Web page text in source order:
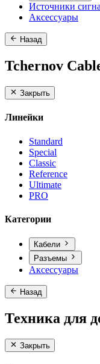
Источники
Аксессуары
Назад
Tchernov
Закрыть
Линейки
Standard
Special
Classic
Reference
Ultimate
PRO
Категории
Кабели
Разъемы
Аксессуары
Назад
Техника для
Закрыть